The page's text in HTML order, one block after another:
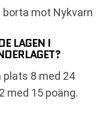
borta mot Nykvarn
LAGEN I
plats 8 med 24
med 15 poäng.